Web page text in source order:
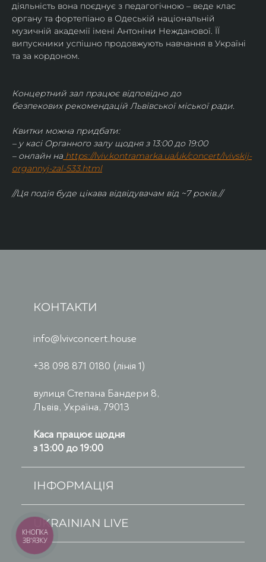
діяльність вона поєднує з педагогічною – веде клас
органу та фортепіано в Одеській національній
музичній академії імені Антоніни Нежданової. ЇЇ
випускники успішно продовжують навчання в Україні
та за кордоном.
Концертний зал працює відповідно до
безпекових рекомендацій Львівської міської ради.
Квитки можна придбати:
– у касі Органного залу щодня з 13:00 до 19:00
– онлайн на https://lviv.kontramarka.ua/uk/concert/lvivskij-
organnyj-zal-533.html
//Ця подія буде цікава відвідувачам від ~7 років.//
КОНТАКТИ
info@lvivconcert.house
+38 098 871 0180 (лінія 1)
вулиця Степана Бандери 8,
Львів, Україна, 79013
Каса працює щодня
з 13:00 до 19:00
ІНФОРМАЦІЯ
UKRAINIAN LIVE
КНОПКА
ЗВ'ЯЗКУ